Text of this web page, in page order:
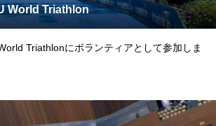
World Triathlon
Triathlonにボランティアとして参加しま